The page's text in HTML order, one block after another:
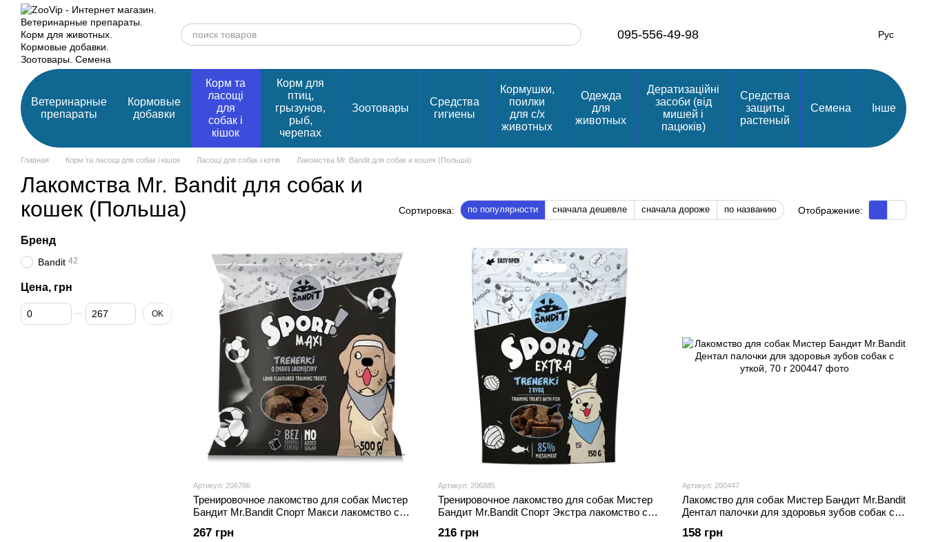
Перейти к основному контенту
095-556-49-98 Рус
Ветеринарные
препараты
Кормовые
добавки
Корм та
ласощі
для
собак і
кішок
Корм для
птиц,
грызунов,
рыб,
черепах
Зоотовары
Средства
гигиены
Кормушки,
поилки
для с/х
животных
Одежда
для
животных
Дератизаційні
засоби (від
мишей і
пацюків)
Средства
защиты
растеный
Семена Інше
Главная Корм та ласощі для собак і кішок Ласощі для собак і котів Лакомства Mr. Bandit для собак и кошек (Польша)
Лакомства Mr. Bandit для собак и
кошек (Польша)
Сортировка: по популярности сначала дешевле сначала дороже по названию Отображение:
Артикул: 206786
Тренировочное лакомство для собак Мистер
Бандит Mr.Bandit Спорт Макси лакомство с
267 грн
Артикул: 206885
Тренировочное лакомство для собак Мистер
Бандит Mr.Bandit Спорт Экстра лакомство с
216 грн
Артикул: 200447
Лакомство для собак Мистер Бандит Mr.Bandit
Дентал палочки для здоровья зубов собак с
158 грн
Бренд
Bandit 42
Цена, грн
От Цена, грн
До Цена, грн OK